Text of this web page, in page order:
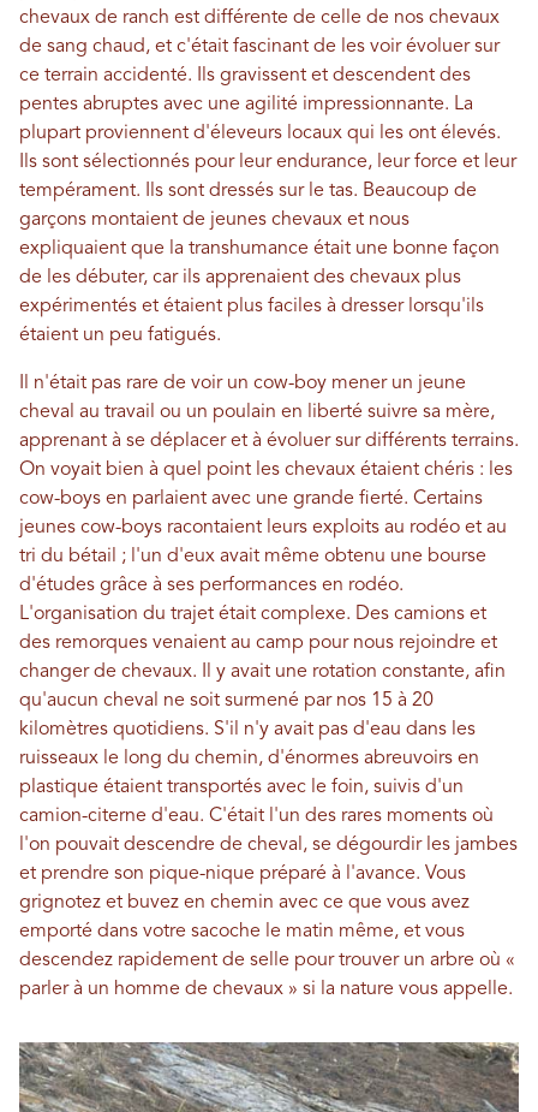
chevaux de ranch est différente de celle de nos chevaux
de sang chaud, et c'était fascinant de les voir évoluer sur
ce terrain accidenté. Ils gravissent et descendent des
pentes abruptes avec une agilité impressionnante. La
plupart proviennent d'éleveurs locaux qui les ont élevés.
Ils sont sélectionnés pour leur endurance, leur force et leur
tempérament. Ils sont dressés sur le tas. Beaucoup de
garçons montaient de jeunes chevaux et nous
expliquaient que la transhumance était une bonne façon
de les débuter, car ils apprenaient des chevaux plus
expérimentés et étaient plus faciles à dresser lorsqu'ils
étaient un peu fatigués.
Il n'était pas rare de voir un cow-boy mener un jeune
cheval au travail ou un poulain en liberté suivre sa mère,
apprenant à se déplacer et à évoluer sur différents terrains.
On voyait bien à quel point les chevaux étaient chéris : les
cow-boys en parlaient avec une grande fierté. Certains
jeunes cow-boys racontaient leurs exploits au rodéo et au
tri du bétail ; l'un d'eux avait même obtenu une bourse
d'études grâce à ses performances en rodéo.
L'organisation du trajet était complexe. Des camions et
des remorques venaient au camp pour nous rejoindre et
changer de chevaux. Il y avait une rotation constante, afin
qu'aucun cheval ne soit surmené par nos 15 à 20
kilomètres quotidiens. S'il n'y avait pas d'eau dans les
ruisseaux le long du chemin, d'énormes abreuvoirs en
plastique étaient transportés avec le foin, suivis d'un
camion-citerne d'eau. C'était l'un des rares moments où
l'on pouvait descendre de cheval, se dégourdir les jambes
et prendre son pique-nique préparé à l'avance. Vous
grignotez et buvez en chemin avec ce que vous avez
emporté dans votre sacoche le matin même, et vous
descendez rapidement de selle pour trouver un arbre où «
parler à un homme de chevaux » si la nature vous appelle.